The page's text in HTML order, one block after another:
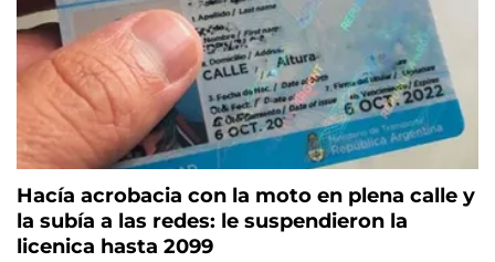
Hacía acrobacia con la moto en plena calle y
la subía a las redes: le suspendieron la
licenica hasta 2099